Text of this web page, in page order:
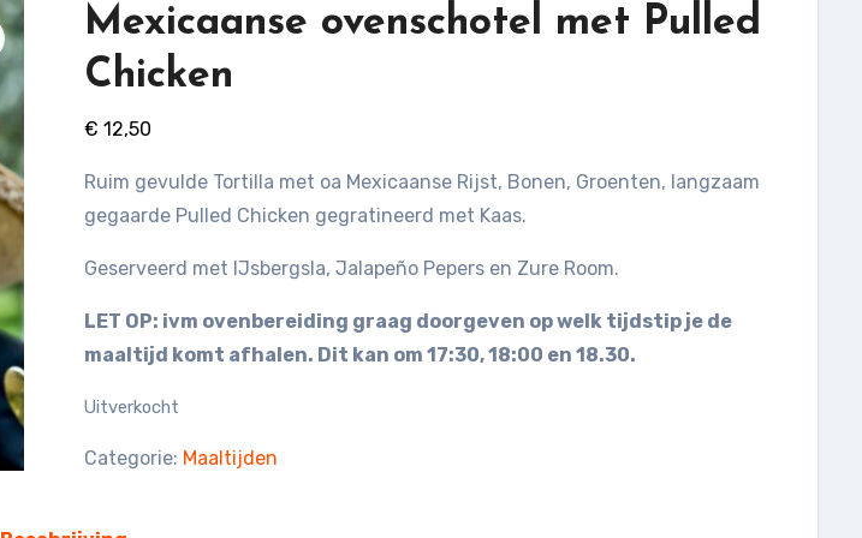
Mexicaanse ovenschotel met Pulled
Chicken
€ 12,50
Ruim gevulde Tortilla met oa Mexicaanse Rijst, Bonen, Groenten, langzaam
gegaarde Pulled Chicken gegratineerd met Kaas.
Geserveerd met IJsbergsla, Jalapeño Pepers en Zure Room.
LET OP: ivm ovenbereiding graag doorgeven op welk tijdstip je de
maaltijd komt afhalen. Dit kan om 17:30, 18:00 en 18.30.
Uitverkocht
Categorie: Maaltijden